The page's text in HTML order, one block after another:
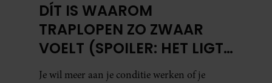
DÍT IS WAAROM
TRAPLOPEN ZO ZWAAR
VOELT (SPOILER: HET LIGT
NIET AAN JE CONDITIE)
Je wil meer aan je conditie werken of je